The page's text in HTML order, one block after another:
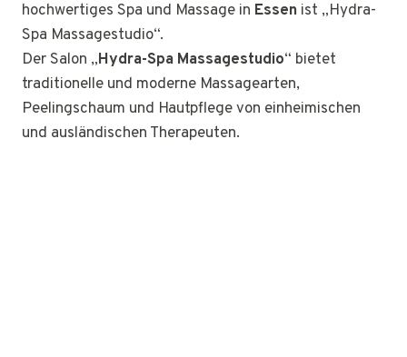
hochwertiges Spa und Massage in Essen ist „Hydra-
Spa Massagestudio“.
Der Salon „Hydra-Spa Massagestudio“ bietet
traditionelle und moderne Massagearten,
Peelingschaum und Hautpflege von einheimischen
und ausländischen Therapeuten.